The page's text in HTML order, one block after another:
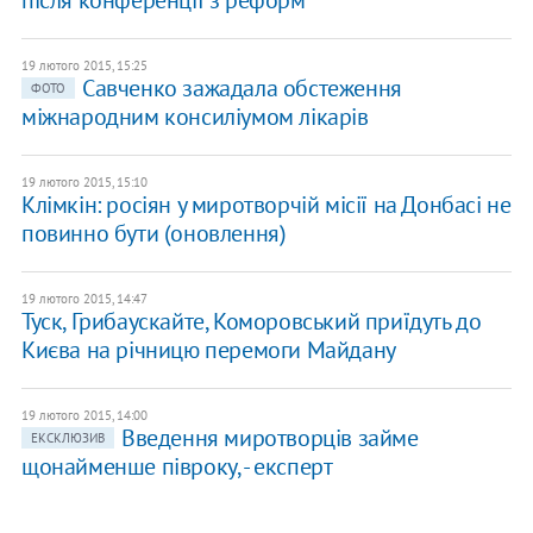
19 лютого 2015, 15:25
ФОТО
Савченко зажадала обстеження
міжнародним консиліумом лікарів
19 лютого 2015, 15:10
Клімкін: росіян у миротворчій місії на Донбасі не
повинно бути (оновлення)
19 лютого 2015, 14:47
Туск, Грибаускайте, Коморовський приїдуть до
Києва на річницю перемоги Майдану
19 лютого 2015, 14:00
ЕКСКЛЮЗИВ
Введення миротворців займе
щонайменше півроку, - експерт